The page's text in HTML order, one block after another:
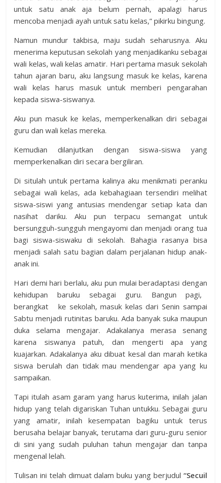
untuk satu anak aja belum pernah, apalagi harus
mencoba menjadi ayah untuk satu kelas,” pikirku bingung.
Namun mundur takbisa, maju sudah seharusnya. Aku
menerima keputusan sekolah yang menjadikanku sebagai
wali kelas, wali kelas amatir. Hari pertama masuk sekolah
tahun ajaran baru, aku langsung masuk ke kelas, karena
wali kelas harus masuk untuk memberi pengarahan
kepada siswa-siswanya.
Aku pun masuk ke kelas, memperkenalkan diri sebagai
guru dan wali kelas mereka.
Kemudian dilanjutkan dengan siswa-siswa yang
memperkenalkan diri secara bergiliran.
Di situlah untuk pertama kalinya aku menikmati peranku
sebagai wali kelas, ada kebahagiaan tersendiri melihat
siswa-siswi yang antusias mendengar setiap kata dan
nasihat dariku. Aku pun terpacu semangat untuk
bersungguh-sungguh mengayomi dan menjadi orang tua
bagi siswa-siswaku di sekolah. Bahagia rasanya bisa
menjadi salah satu bagian dalam perjalanan hidup anak-
anak ini.
Hari demi hari berlalu, aku pun mulai beradaptasi dengan
kehidupan baruku sebagai guru. Bangun pagi,
berangkat ke sekolah, masuk kelas dari Senin sampai
Sabtu menjadi rutinitas baruku. Ada banyak suka maupun
duka selama mengajar. Adakalanya merasa senang
karena siswanya patuh, dan mengerti apa yang
kuajarkan. Adakalanya aku dibuat kesal dan marah ketika
siswa berulah dan tidak mau mendengar apa yang ku
sampaikan.
Tapi itulah asam garam yang harus kuterima, inilah jalan
hidup yang telah digariskan Tuhan untukku. Sebagai guru
yang amatir, inilah kesempatan bagiku untuk terus
berusaha belajar banyak, terutama dari guru-guru senior
di sini yang sudah puluhan tahun mengajar dan tanpa
mengenal lelah.
Tulisan ini telah dimuat dalam buku yang berjudul “Secuil